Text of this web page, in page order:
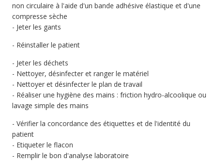
non circulaire à l'aide d'un bande adhésive élastique et d'une
compresse sèche
Jeter les gants
Réinstaller le patient
Jeter les déchets
Nettoyer, désinfecter et ranger le matériel
Nettoyer et désinfecter le plan de travail
Réaliser une hygiène des mains : friction hydro-alcoolique ou
lavage simple des mains
Vérifier la concordance des étiquettes et de l'identité du
patient
Etiqueter le flacon
Remplir le bon d'analyse laboratoire